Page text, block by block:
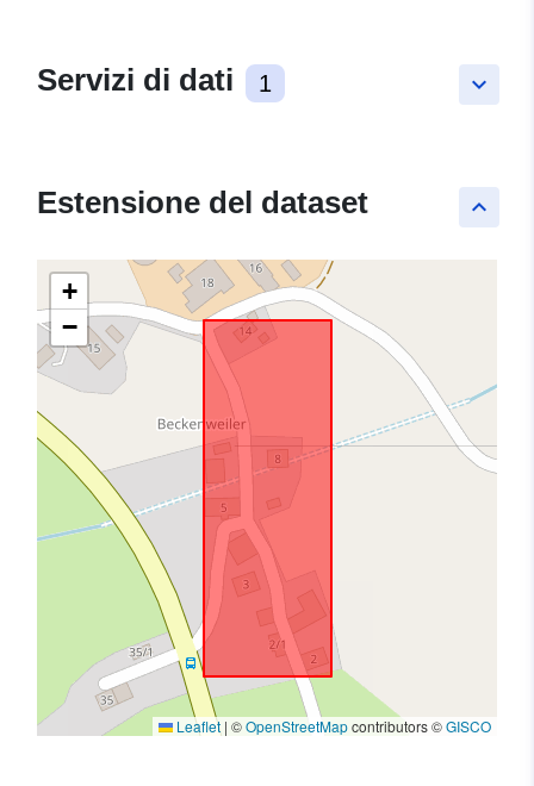
keyboard_arrow_down
Servizi di dati 1
keyboard_arrow_up
Estensione del dataset
+
−
Leaflet | ©OpenStreetMapcontributors ©GISCO